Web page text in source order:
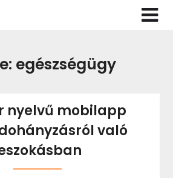
egészségügy
nyelvű mobilapp
való